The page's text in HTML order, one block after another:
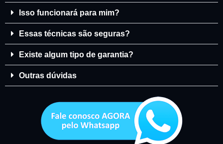
Isso funcionará para mim?
Essas técnicas são seguras?
Existe algum tipo de garantia?
Outras dúvidas